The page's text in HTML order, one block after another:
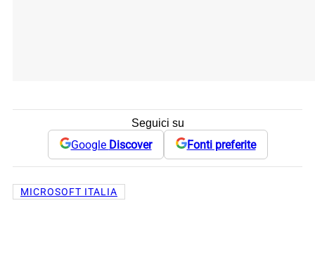
Seguici su
Google Discover Fonti preferite
MICROSOFT ITALIA